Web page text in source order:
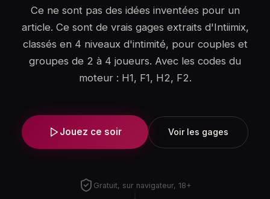
Ce ne sont pas des idées inventées pour un
article. Ce sont de vrais gages extraits d'Intiimix,
classés en 4 niveaux d'intimité, pour couples et
groupes de 2 à 4 joueurs. Avec les codes du
moteur : H1, F1, H2, F2.
Jouez ce soir Voir les gages
Gratuit, sur navigateur, 18+